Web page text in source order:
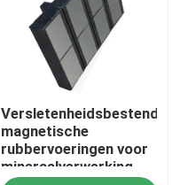
Versletenheidsbestendige
magnetische
rubbervoeringen voor
mineraalverwerking